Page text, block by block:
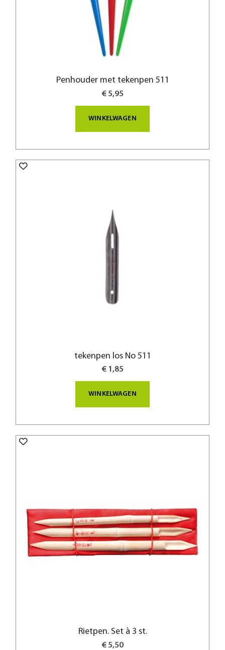
Penhouder met tekenpen 511
€ 5,95
WINKELWAGEN
tekenpen los No 511
€ 1,85
WINKELWAGEN
Rietpen. Set à 3 st.
€ 5,50